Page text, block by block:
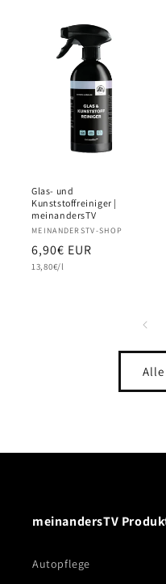
Glas- und
Kunststoffreiniger |
meinandersTV
Anbieter:
MEINANDERSTV-SHOP
Normaler
Preis
6,90€ EUR
Grundpreis
13,80€/l
meinandersTV
Autopflege